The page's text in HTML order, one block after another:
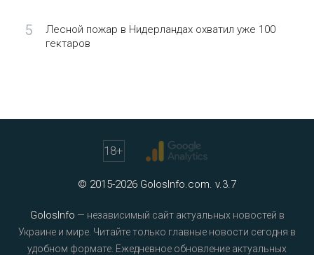
5
Лесной пожар в Нидерландах охватил уже 100
гектаров
18+
© 2015-2026 GolosInfo.com. v.3.7
GolosInfo — независимый сайт актуальных новостей в
Украине и мире. Читайте только главные новости сегодня в
удобном формате. Ежедневное обновление актуальных